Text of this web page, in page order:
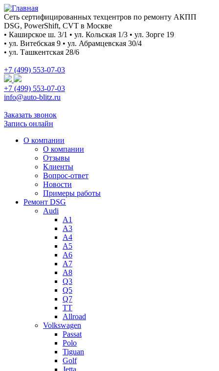
Сеть сертифицированных техцентров по ремонту АКПП
DSG, PowerShift, CVT в Москве
• Каширское ш. 3/1 • ул. Кольская 1/3 • ул. Зорге 19
• ул. Витебская 9 • ул. Абрамцевская 30/4
• ул. Ташкентская 28/6
+7 (499) 553-07-03
+7 (499) 553-07-03
info@auto-blitz.ru
Заказать звонок
Запись онлайн
О компании
О компании
Отзывы
Клиенты
Вопрос-ответ
Новости
Примеры работы
Ремонт DSG
Audi
A1
A3
A4
A5
А6
A7
A8
Q3
Q5
Q7
TT
Allroad
Volkswagen
Passat
Polo
Tiguan
Golf
Jetta